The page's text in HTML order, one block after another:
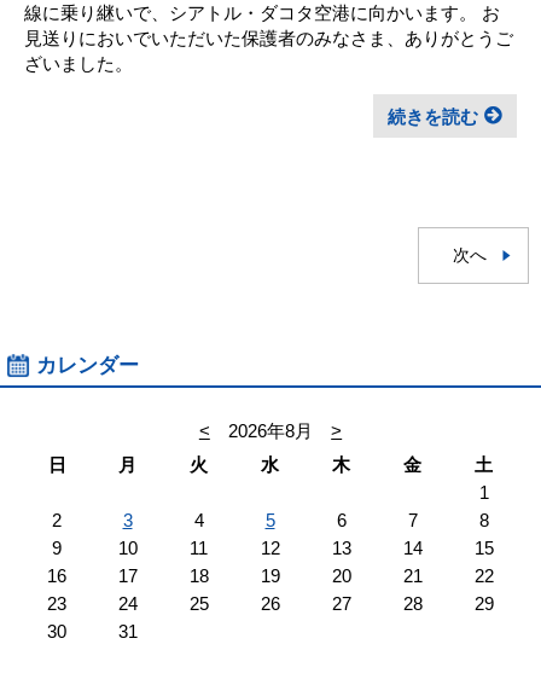
線に乗り継いで、シアトル・ダコタ空港に向かいます。 お
見送りにおいでいただいた保護者のみなさま、ありがとうご
ざいました。
続きを読む
次へ
カレンダー
< 2026年8月
>
日
月 火 水 木 金
土
1
2
3 4 5 6 7
8
9
10 11 12 13 14
15
16
17 18 19 20 21
22
23
24 25 26 27 28
29
30
31